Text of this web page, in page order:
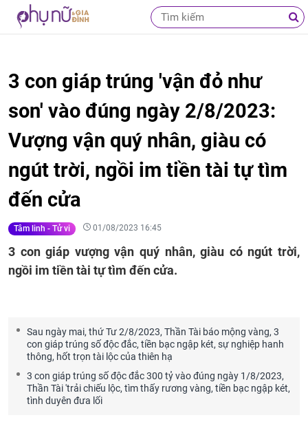
3 con giáp trúng 'vận đỏ như
son' vào đúng ngày 2/8/2023:
Vượng vận quý nhân, giàu có
ngút trời, ngồi im tiền tài tự tìm
đến cửa
Tâm linh - Tử vi 01/08/2023 16:45
3 con giáp vượng vận quý nhân, giàu có ngút trời,
ngồi im tiền tài tự tìm đến cửa.
Sau ngày mai, thứ Tư 2/8/2023, Thần Tài báo mộng vàng, 3
con giáp trúng số độc đắc, tiền bạc ngập két, sự nghiệp hanh
thông, hốt trọn tài lộc của thiên hạ
3 con giáp trúng số độc đắc 300 tỷ vào đúng ngày 1/8/2023,
Thần Tài 'trải chiếu lộc, tìm thấy rương vàng, tiền bạc ngập két,
tình duyên đưa lối